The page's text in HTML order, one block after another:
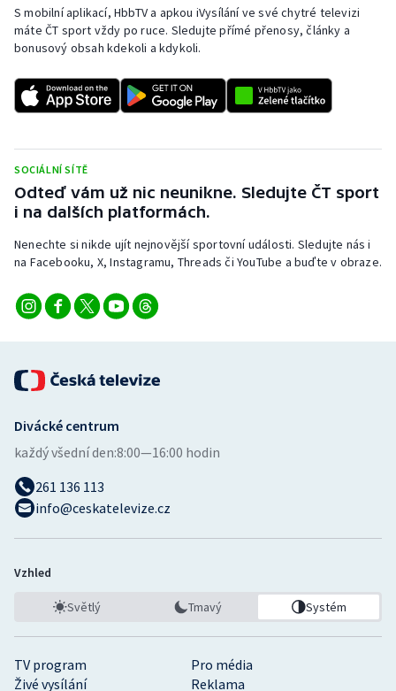
Plavání
Plážový volejbal
Ragby
Short track
Sportovní střelba
Stolní tenis
Veslování
Vodní slalom
Volejbal
Ostatní
S mobilní aplikací, HbbTV a apkou iVysílání ve své chytré televizi
máte ČT sport vždy po ruce. Sledujte přímé přenosy, články a
bonusový obsah kdekoli a kdykoli.
SOCIÁLNÍ SÍTĚ
Odteď vám už nic neunikne. Sledujte ČT sport
i na dalších platformách.
Nenechte si nikde ujít nejnovější sportovní události. Sledujte nás i
na Facebooku, X, Instagramu, Threads či YouTube a buďte v obraze.
TV program
Pro média
Živé vysílání
Reklama
Divácké centrum
každý všední den:8:00—16:00 hodin
261 136 113
info@ceskatelevize.cz
Vzhled
Světlý Tmavý Systém